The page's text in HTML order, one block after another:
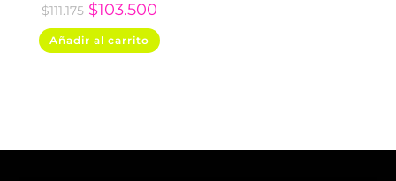
$111.175 $103.500
Añadir al carrito